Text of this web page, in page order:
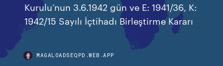
Kurulu’nun 3.6.1942 gün ve E: 1941/36, K:
1942/15 Sayılı İçtihadı Birleştirme Kararı
MAGALOADSEQPD.WEB.APP